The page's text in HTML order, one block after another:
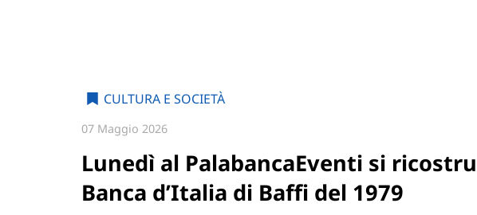
CULTURA E SOCIETÀ
07 Maggio 2026
Lunedì al PalabancaEventi si
Banca d’Italia di Baffi del 1979